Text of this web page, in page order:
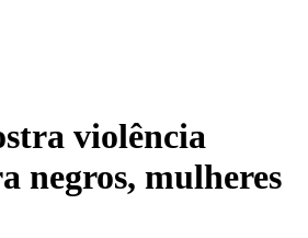
violência
negros, mulheres